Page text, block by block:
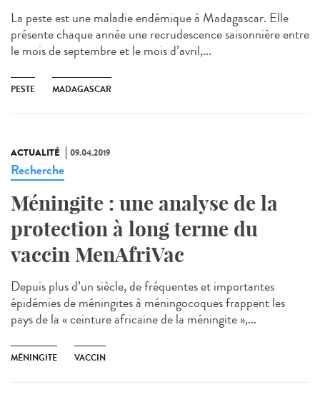
La peste est une maladie endémique à Madagascar. Elle
présente chaque année une recrudescence saisonnière entre
le mois de septembre et le mois d’avril,...
PESTE MADAGASCAR
ACTUALITÉ 09.04.2019
Recherche
Méningite : une analyse de la
protection à long terme du
vaccin MenAfriVac
Depuis plus d’un siècle, de fréquentes et importantes
épidémies de méningites à méningocoques frappent les
pays de la « ceinture africaine de la méningite »,...
MÉNINGITE VACCIN